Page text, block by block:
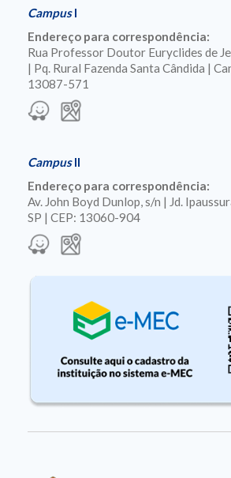
CampusI
Endereço para correspondência:
Rua Professor Doutor Euryclides de
| Pq. Rural Fazenda Santa Cândida |
13087-571
CampusII
Endereço para correspondência:
Av. John Boyd Dunlop, s/n | Jd.
SP | CEP: 13060-904